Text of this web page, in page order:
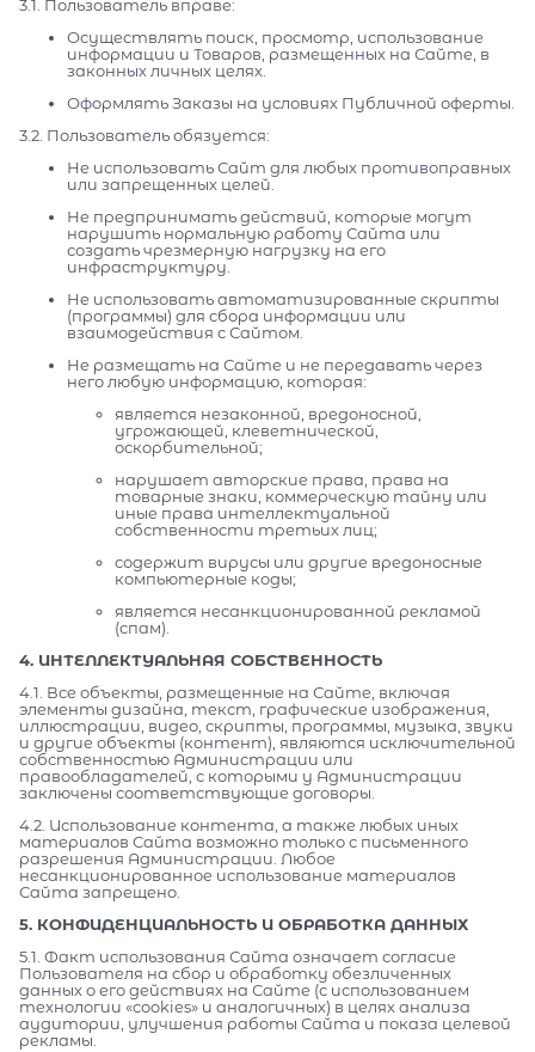
3.1. Пользователь вправе:
Осуществлять поиск, просмотр, использование
информации и Товаров, размещенных на Сайте, в
законных личных целях.
Оформлять Заказы на условиях Публичной оферты.
3.2. Пользователь обязуется:
Не использовать Сайт для любых противоправных
или запрещенных целей.
Не предпринимать действий, которые могут
нарушить нормальную работу Сайта или
создать чрезмерную нагрузку на его
инфраструктуру.
Не использовать автоматизированные скрипты
(программы) для сбора информации или
взаимодействия с Сайтом.
Не размещать на Сайте и не передавать через
него любую информацию, которая:
является незаконной, вредоносной,
угрожающей, клеветнической,
оскорбительной;
нарушает авторские права, права на
товарные знаки, коммерческую тайну или
иные права интеллектуальной
собственности третьих лиц;
содержит вирусы или другие вредоносные
компьютерные коды;
является несанкционированной рекламой
(спам).
4. ИНТЕЛЛЕКТУАЛЬНАЯ СОБСТВЕННОСТЬ
4.1. Все объекты, размещенные на Сайте, включая
элементы дизайна, текст, графические изображения,
иллюстрации, видео, скрипты, программы, музыка, звуки
и другие объекты (контент), являются исключительной
собственностью Администрации или
правообладателей, с которыми у Администрации
заключены соответствующие договоры.
4.2. Использование контента, а также любых иных
материалов Сайта возможно только с письменного
разрешения Администрации. Любое
несанкционированное использование материалов
Сайта запрещено.
5. КОНФИДЕНЦИАЛЬНОСТЬ И ОБРАБОТКА ДАННЫХ
5.1. Факт использования Сайта означает согласие
Пользователя на сбор и обработку обезличенных
данных о его действиях на Сайте (с использованием
технологии «cookies» и аналогичных) в целях анализа
аудитории, улучшения работы Сайта и показа целевой
рекламы.